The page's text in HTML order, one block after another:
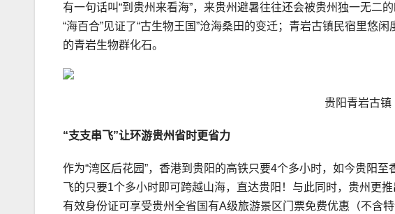
有一句话叫“到贵州来看海”，来贵州避暑往往还会被贵州独一无二
“海百合”见证了“古生物王国”沧海桑田的变迁；青岩古镇民宿里悠
的青岩生物群化石。
贵阳青岩古镇
“支支串飞”让环游贵州省时更省力
作为“湾区后花园”，香港到贵阳的高铁只要4个多小时，如今贵阳
飞的只要1个多小时即可跨越山海，直达贵阳！与此同时，贵州更
有效身份证可享受贵州全省国有A级旅游景区门票免费优惠（不含